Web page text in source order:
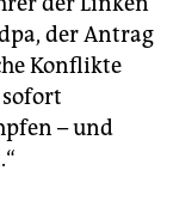
der Antrag
Konflikte
– und